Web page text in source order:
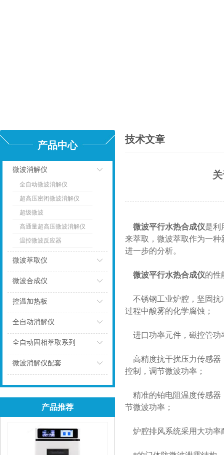
产品中心
微波消解仪
全自动微波消解仪
超高压密闭微波消解仪
超级微波
高通量超高压微波消解仪
温控微波反应器
微波萃取仪
微波合成仪
控温加热板
全自动消解仪
点击
全自动固相萃取系列
微波消解仪配套
产品推荐
技术文章
微波平行水热合成仪是利
来萃取，微波萃取作为一
进一步的分析。
微波平行水热合成仪的性
不锈钢工业炉腔，坚固抗
过程中酸雾的化学腐蚀；
进口功率元件，磁控管功
高精度抗干扰压力传感器
控制，调节微波功率；
精准的铂电阻温度传感器
节微波功率；
炉腔排风系统采用大功率